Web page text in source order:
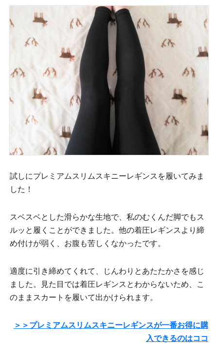
試しにプレミアムスリムスキニーレギンスを履いてみま
した！
スベスベとした滑らかな生地で、私のむくんだ脚でもス
ルッと履くことができました。他の着圧レギンスより締
め付けが弱く、お腹も苦しくなかったです。
適度に引き締めてくれて、じんわりとあたたかさを感じ
ました。見た目では着圧レギンスとわからないため、こ
のままスカートを履いて出かけられます。
＞＞プレミアムスリムスキニーレギンスが一番お得に購
入できるのはココ